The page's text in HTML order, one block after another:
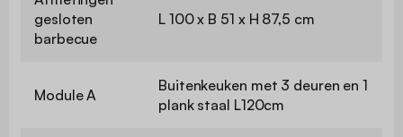
gesloten
barbecue
L 100 x B 51 x H 87,5 cm
Module A
Buitenkeuken met 3 deuren en 1
plank staal L120cm